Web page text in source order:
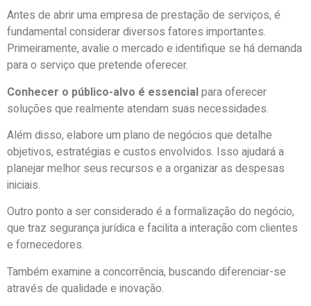
Antes de abrir uma empresa de prestação de serviços, é
fundamental considerar diversos fatores importantes.
Primeiramente, avalie o mercado e identifique se há demanda
para o serviço que pretende oferecer.
Conhecer o público-alvo é essencialpara oferecer
soluções que realmente atendam suas necessidades.
Além disso, elabore um plano de negócios que detalhe
objetivos, estratégias e custos envolvidos. Isso ajudará a
planejar melhor seus recursos e a organizar as despesas
iniciais.
Outro ponto a ser considerado é a formalização do negócio,
que traz segurança jurídica e facilita a interação com clientes
e fornecedores.
Também examine a concorrência, buscando diferenciar-se
através de qualidade e inovação.